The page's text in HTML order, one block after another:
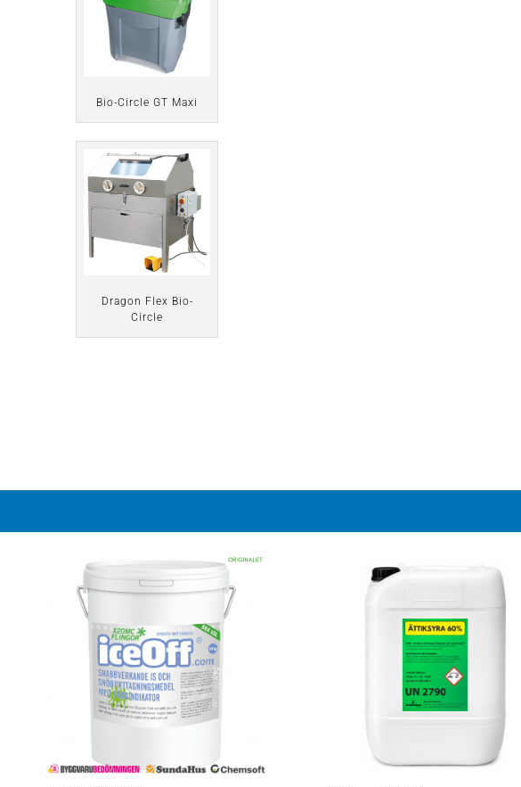
Bio-Circle GT Maxi
Dragon Flex Bio-
Circle